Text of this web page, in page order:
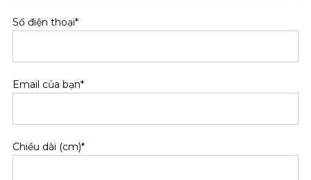
Số điện thoại*
Email của bạn*
Chiều dài (cm)*